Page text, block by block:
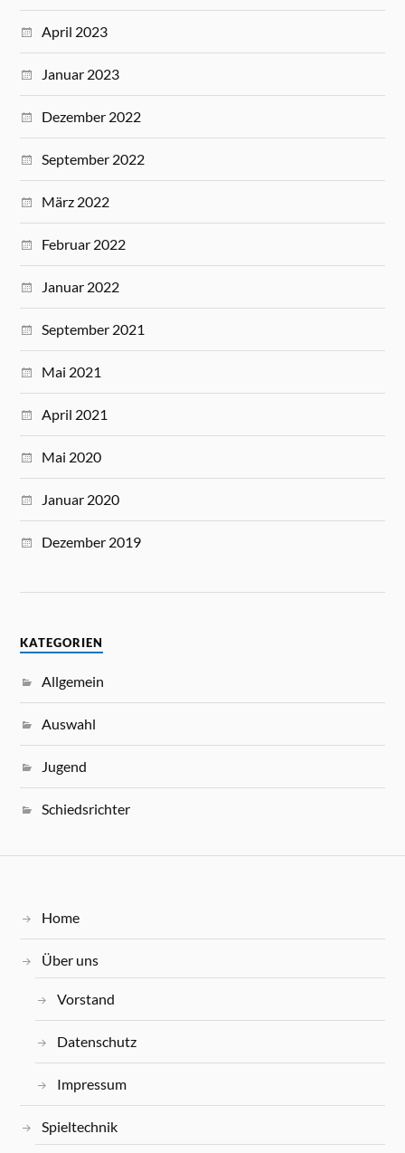
April 2023
Januar 2023
Dezember 2022
September 2022
März 2022
Februar 2022
Januar 2022
September 2021
Mai 2021
April 2021
Mai 2020
Januar 2020
Dezember 2019
KATEGORIEN
Allgemein
Auswahl
Jugend
Schiedsrichter
Home
Über uns
Vorstand
Datenschutz
Impressum
Spieltechnik